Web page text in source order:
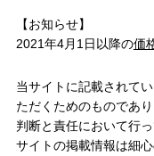
【お知らせ】
2021年4月1日以降の価
当サイトに記載されて
ただくためのものであ
判断と責任において行
サイトの掲載情報は細